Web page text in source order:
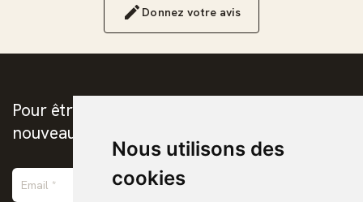
Nous utilisons des
cookies
Donnez votre avis
Pour être prévenus de la publication des
nouveaux ebooks chrétiens